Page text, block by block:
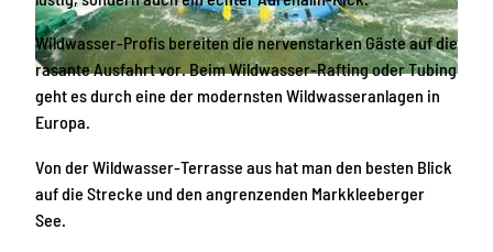
© Kanupark Markkleeberg
Wildwasser-Profis bereiten die nervenstarken Gäste auf die
rasante Ausfahrt vor. Beim Wildwasser-Rafting oder Tubing
geht es durch eine der modernsten Wildwasseranlagen in
Europa.
Von der Wildwasser-Terrasse aus hat man den besten Blick
auf die Strecke und den angrenzenden Markkleeberger
See.